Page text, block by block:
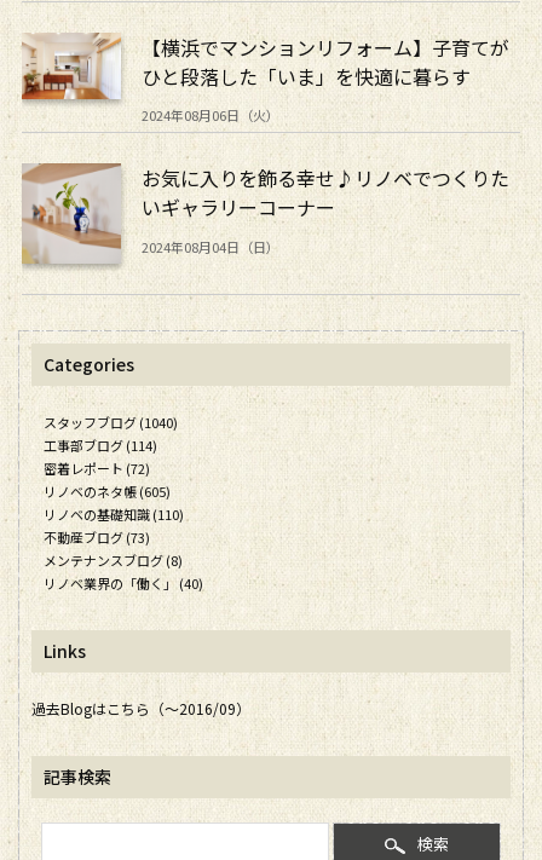
【横浜でマンションリフォーム】子育てが
ひと段落した「いま」を快適に暮らす
2024年08月06日（火）
お気に入りを飾る幸せ♪リノベでつくりた
いギャラリーコーナー
2024年08月04日（日）
Categories
スタッフブログ (1040)
工事部ブログ (114)
密着レポート (72)
リノベのネタ帳 (605)
リノベの基礎知識 (110)
不動産ブログ (73)
メンテナンスブログ (8)
リノベ業界の「働く」 (40)
Links
過去Blogはこちら（～2016/09）
記事検索
検索